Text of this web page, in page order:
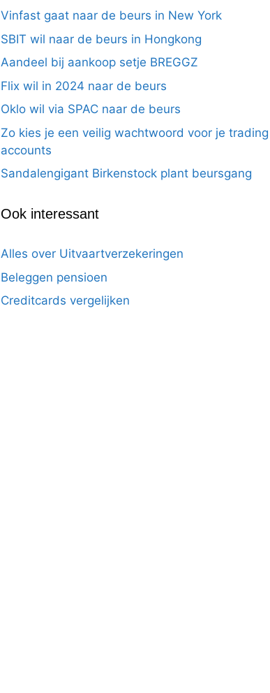
Vinfast gaat naar de beurs in New York
SBIT wil naar de beurs in Hongkong
Aandeel bij aankoop setje BREGGZ
Flix wil in 2024 naar de beurs
Oklo wil via SPAC naar de beurs
Zo kies je een veilig wachtwoord voor je trading
accounts
Sandalengigant Birkenstock plant beursgang
Ook interessant
Alles over Uitvaartverzekeringen
Beleggen pensioen
Creditcards vergelijken